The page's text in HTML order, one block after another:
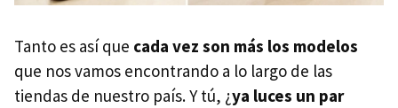
Tanto es así que cada vez son más los modelos
que nos vamos encontrando a lo largo de las
tiendas de nuestro país. Y tú, ¿ya luces un par